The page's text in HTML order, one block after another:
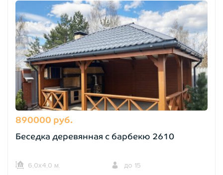
890000 руб.
Беседка деревянная с барбекю 2610
6,0х4,0 м. до 15